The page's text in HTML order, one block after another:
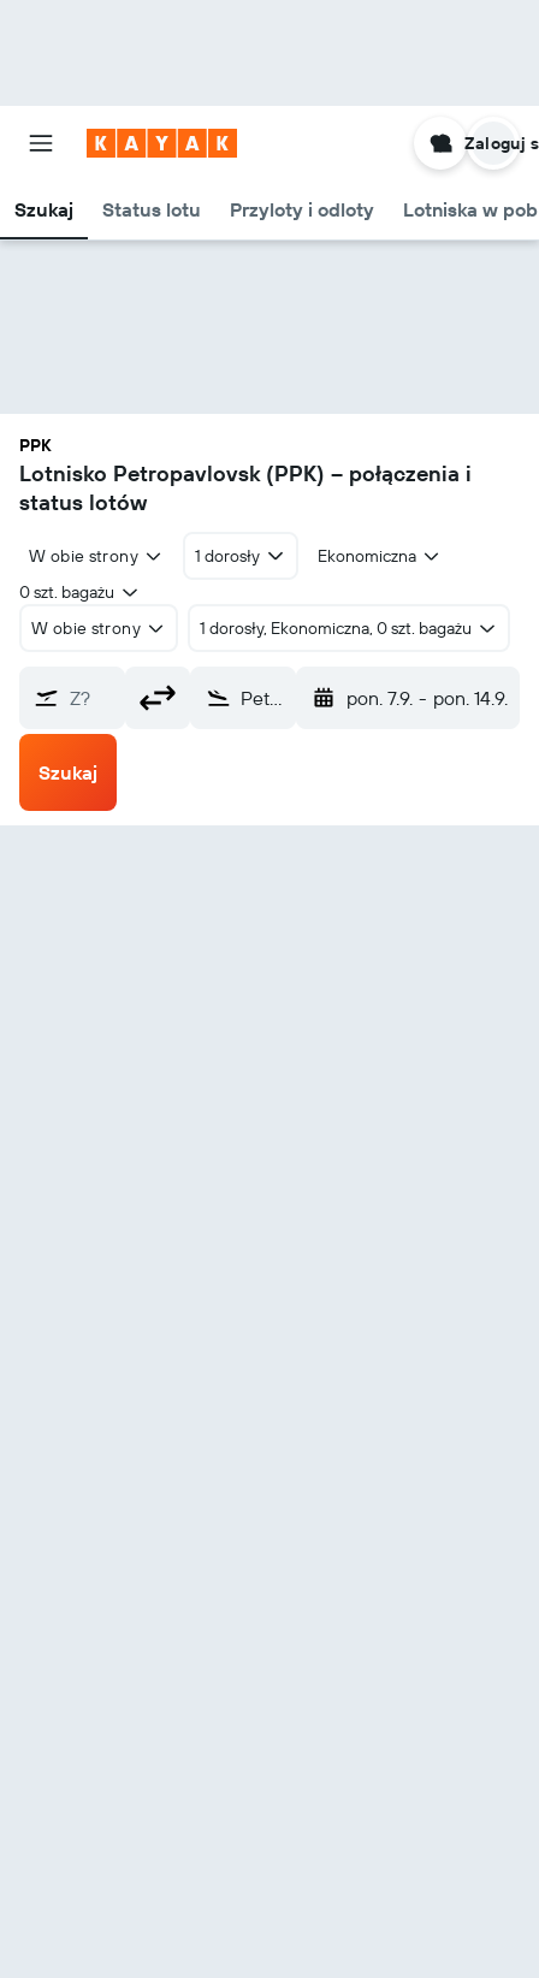
Szukaj Status lotu Przyloty i odloty Lotniska w
Zaloguj
PPK
Lotnisko Petropavlovsk (PPK) – połączenia i
status lotów
W obie strony 1 dorosły
Ekonomiczna
0 szt. bagażu
W obie strony
1 dorosły, Ekonomiczna, 0 szt. bagażu
Z? Petropavlovsk (PPK) pon. 7.9. - pon. 14.9.
Szukaj